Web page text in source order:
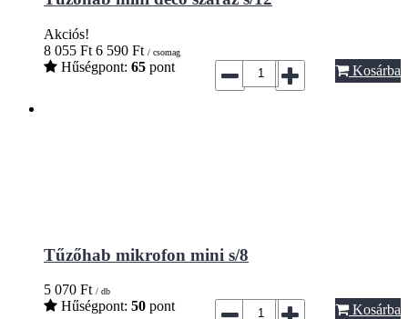
Akciós!
8 055 Ft 6 590 Ft / csomag
Hűségpont: 65 pont Kosárba
Tűzőhab mikrofon mini s/8
5 070 Ft / db
Hűségpont: 50 pont Kosárba